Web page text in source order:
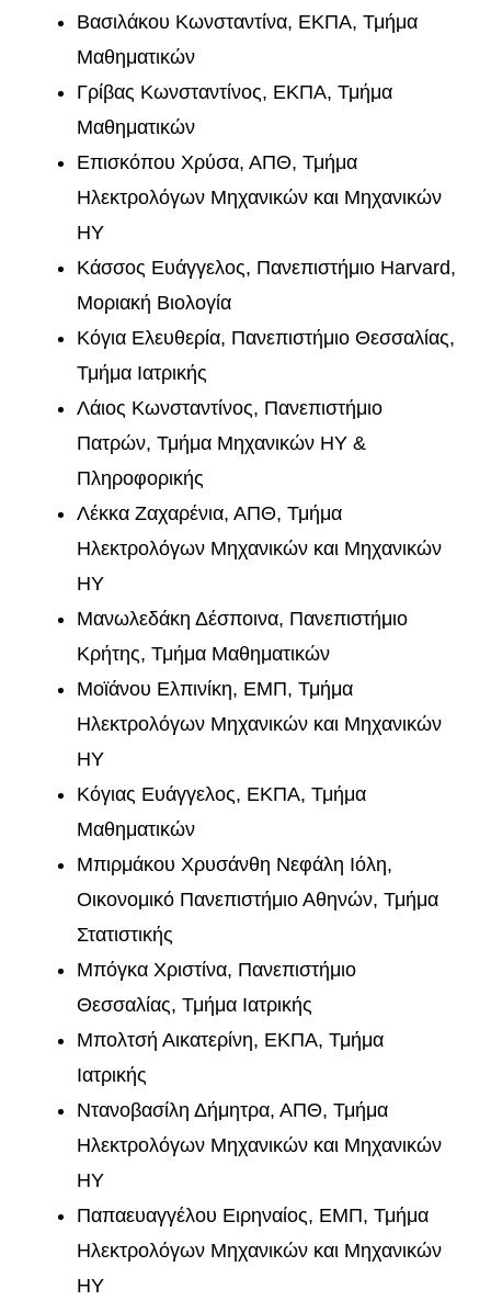
Βασιλάκου Κωνσταντίνα, ΕΚΠΑ, Τμήμα
Μαθηματικών
Γρίβας Κωνσταντίνος, ΕΚΠΑ, Τμήμα
Μαθηματικών
Επισκόπου Χρύσα, ΑΠΘ, Τμήμα
Ηλεκτρολόγων Μηχανικών και Μηχανικών
ΗΥ
Κάσσος Ευάγγελος, Πανεπιστήμιο Harvard,
Μοριακή Βιολογία
Κόγια Ελευθερία, Πανεπιστήμιο Θεσσαλίας,
Τμήμα Ιατρικής
Λάιος Κωνσταντίνος, Πανεπιστήμιο
Πατρών, Τμήμα Μηχανικών ΗΥ &
Πληροφορικής
Λέκκα Ζαχαρένια, ΑΠΘ, Τμήμα
Ηλεκτρολόγων Μηχανικών και Μηχανικών
ΗΥ
Μανωλεδάκη Δέσποινα, Πανεπιστήμιο
Κρήτης, Τμήμα Μαθηματικών
Μοϊάνου Ελπινίκη, ΕΜΠ, Τμήμα
Ηλεκτρολόγων Μηχανικών και Μηχανικών
ΗΥ
Κόγιας Ευάγγελος, ΕΚΠΑ, Τμήμα
Μαθηματικών
Μπιρμάκου Χρυσάνθη Νεφάλη Ιόλη,
Οικονομικό Πανεπιστήμιο Αθηνών, Τμήμα
Στατιστικής
Μπόγκα Χριστίνα, Πανεπιστήμιο
Θεσσαλίας, Τμήμα Ιατρικής
Μπολτσή Αικατερίνη, ΕΚΠΑ, Τμήμα
Ιατρικής
Ντανοβασίλη Δήμητρα, ΑΠΘ, Τμήμα
Ηλεκτρολόγων Μηχανικών και Μηχανικών
ΗΥ
Παπαευαγγέλου Ειρηναίος, ΕΜΠ, Τμήμα
Ηλεκτρολόγων Μηχανικών και Μηχανικών
ΗΥ